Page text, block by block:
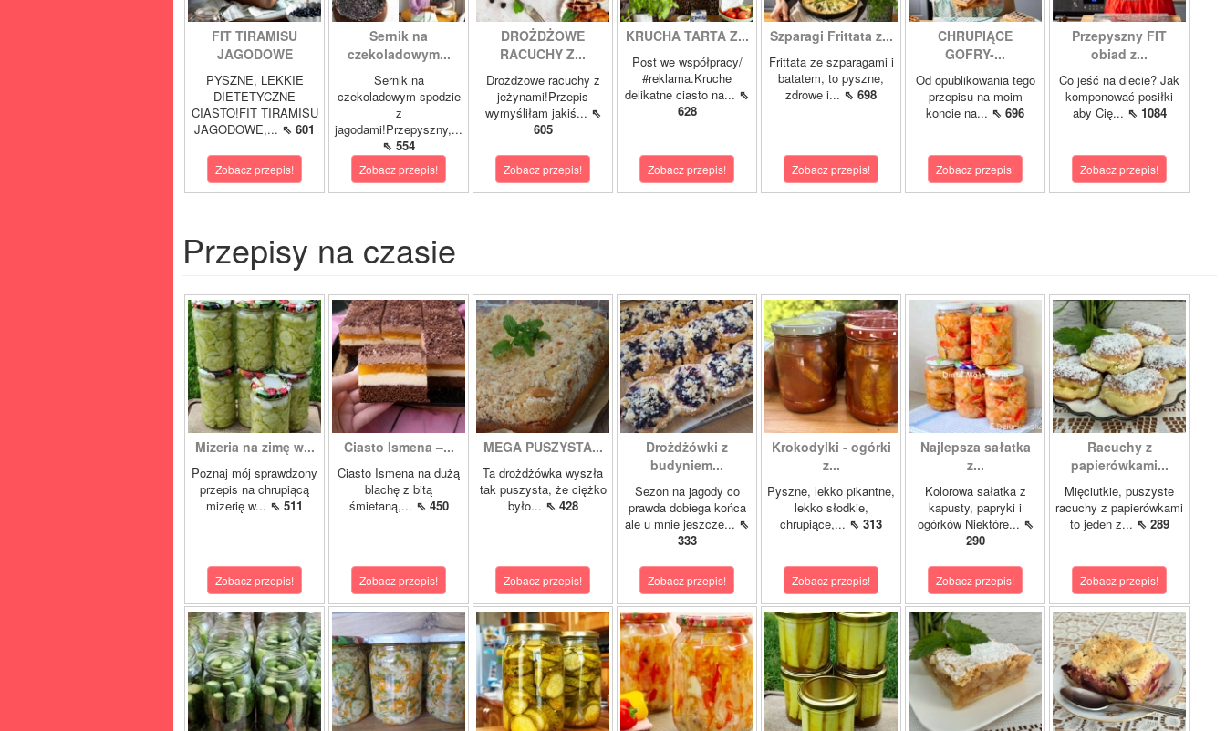
FIT TIRAMISU
JAGODOWE
PYSZNE, LEKKIE
DIETETYCZNE
CIASTO!FIT TIRAMISU
JAGODOWE,... ⇖ 601
Zobacz przepis!
Sernik na
czekoladowym...
Sernik na
czekoladowym spodzie
z
jagodami!Przepyszny,...
⇖ 554
Zobacz przepis!
DROŻDŻOWE
RACUCHY Z...
Drożdżowe racuchy z
jeżynami!Przepis
wymyśliłam jakiś... ⇖
605
Zobacz przepis!
KRUCHA TARTA Z...
Post we współpracy/
#reklama.Kruche
delikatne ciasto na... ⇖
628
Zobacz przepis!
Szparagi Frittata z...
Frittata ze szparagami i
batatem, to pyszne,
zdrowe i... ⇖ 698
Zobacz przepis!
CHRUPIĄCE
GOFRY-...
Od opublikowania tego
przepisu na moim
koncie na... ⇖ 696
Zobacz przepis!
Przepyszny FIT
obiad z...
Co jeść na diecie? Jak
komponować posiłki
aby Cię... ⇖ 1084
Zobacz przepis!
Przepisy na czasie
Mizeria na zimę w...
Poznaj mój sprawdzony
przepis na chrupiącą
mizerię w... ⇖ 511
Zobacz przepis!
Ciasto Ismena –...
Ciasto Ismena na dużą
blachę z bitą
śmietaną,... ⇖ 450
Zobacz przepis!
MEGA PUSZYSTA...
Ta drożdżówka wyszła
tak puszysta, że ciężko
było... ⇖ 428
Zobacz przepis!
Drożdżówki z
budyniem...
Sezon na jagody co
prawda dobiega końca
ale u mnie jeszcze... ⇖
333
Zobacz przepis!
Krokodylki - ogórki
z...
Pyszne, lekko pikantne,
lekko słodkie,
chrupiące,... ⇖ 313
Zobacz przepis!
Najlepsza sałatka
z...
Kolorowa sałatka z
kapusty, papryki i
ogórków Niektóre... ⇖
290
Zobacz przepis!
Racuchy z
papierówkami...
Mięciutkie, puszyste
racuchy z papierówkami
to jeden z... ⇖ 289
Zobacz przepis!